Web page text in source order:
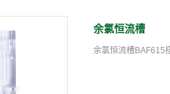
余氯恒流槽
余氯恒流槽BAF615